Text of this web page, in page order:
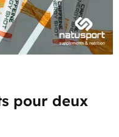
pour deux